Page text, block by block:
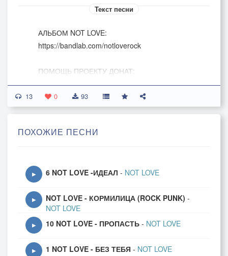
Текст песни
АЛЬБОМ NOT LOVE:
https://bandlab.com/notloverock
ПОМОЩЬ ПРОЕКТУ ДОНАТ:
http://www.donationalerts.ru/r/dobryputnik
#notlove #music #rock
13 0 93
ПОХОЖИЕ ПЕСНИ
▶ 6 NOT LOVE -ИДЕАЛ - NOT LOVE
▶ NOT LOVE - КОРМИЛИЦА (ROCK PUNK) -
NOT LOVE
▶ 10 NOT LOVE - ПРОПАСТЬ - NOT LOVE
▶ 1 NOT LOVE - БЕЗ ТЕБЯ - NOT LOVE